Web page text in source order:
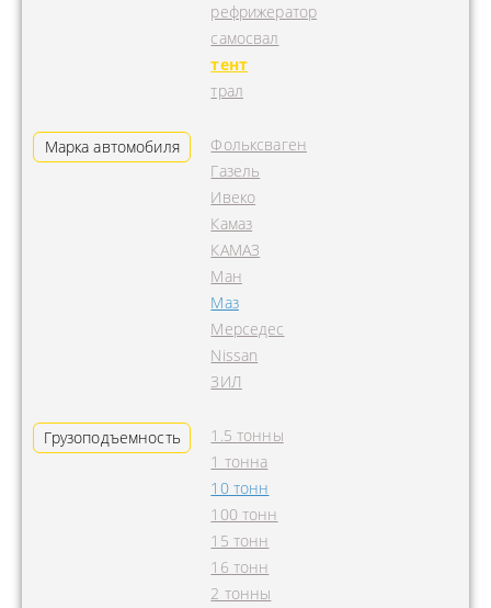
рефрижератор
самосвал
тент
трал
Марка автомобиля
Фольксваген
Газель
Ивеко
Камаз
КАМАЗ
Ман
Маз
Мерседес
Nissan
ЗИЛ
Грузоподъемность
1.5 тонны
1 тонна
10 тонн
100 тонн
15 тонн
16 тонн
2 тонны